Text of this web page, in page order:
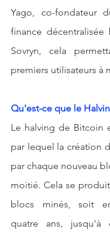
Yago, co-fondateur
finance décentralisée
Sovryn, cela
premiers utilisateurs à
Qu'est-ce que le
Le halving de Bitcoin
par lequel la création
par chaque nouveau
moitié. Cela se
blocs minés, soit
quatre ans,